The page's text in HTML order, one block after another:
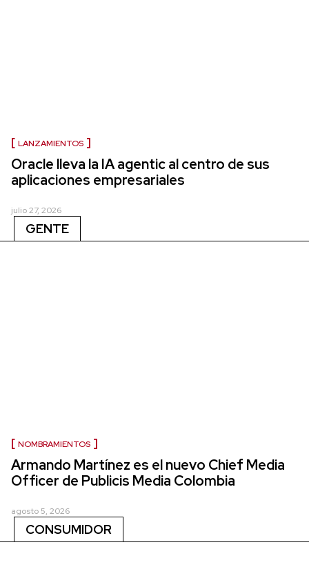
LANZAMIENTOS
Oracle lleva la IA agentic al centro de sus
aplicaciones empresariales
julio 27, 2026
GENTE
NOMBRAMIENTOS
Armando Martínez es el nuevo Chief Media
Officer de Publicis Media Colombia
agosto 5, 2026
CONSUMIDOR